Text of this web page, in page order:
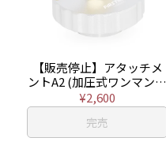
【販売停止】アタッチメ
ントA2 (加圧式ワンマンブ
リーダー用)
¥2,600
完売